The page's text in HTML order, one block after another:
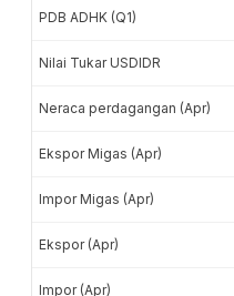
PDB ADHK (Q1)
Nilai Tukar USDIDR
Neraca perdagangan (Apr)
Ekspor Migas (Apr)
Impor Migas (Apr)
Ekspor (Apr)
Impor (Apr)